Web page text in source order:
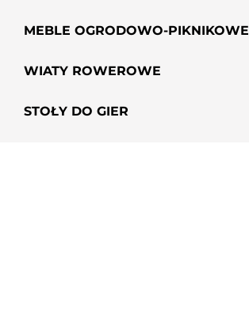
MEBLE OGRODOWO-PIKNIKOWE
WIATY ROWEROWE
STOŁY DO GIER